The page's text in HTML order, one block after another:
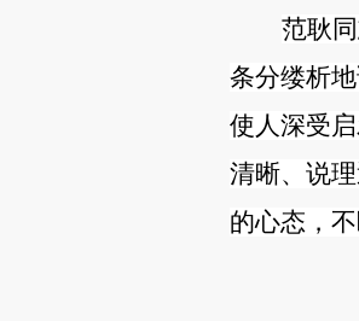
范耿
条分缕析
使人深受
清晰、说
的心态，